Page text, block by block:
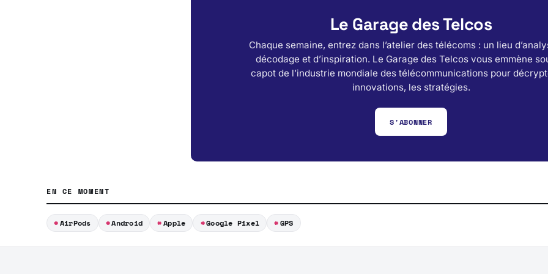
Le Garage des Telcos
Chaque semaine, entrez dans l’atelier des télécoms : un lieu
décodage et d’inspiration. Le Garage des Telcos vous emmène
capot de l’industrie mondiale des télécommunications pour
innovations, les stratégies.
S'ABONNER
EN CE MOMENT
AirPods Android Apple Google Pixel GPS